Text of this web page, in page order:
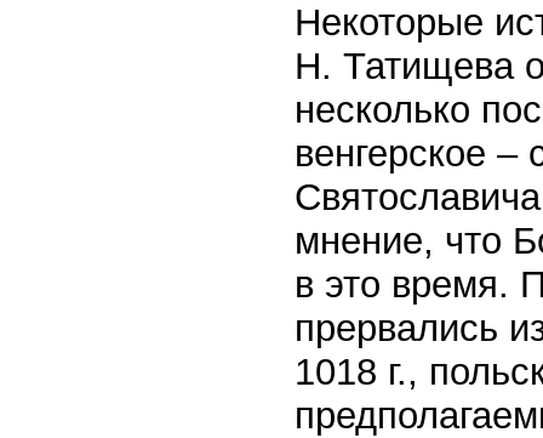
Некоторые
Н. Татищева
несколько
венгерское
мнение, что
в это время.
прервались
1018 г.,